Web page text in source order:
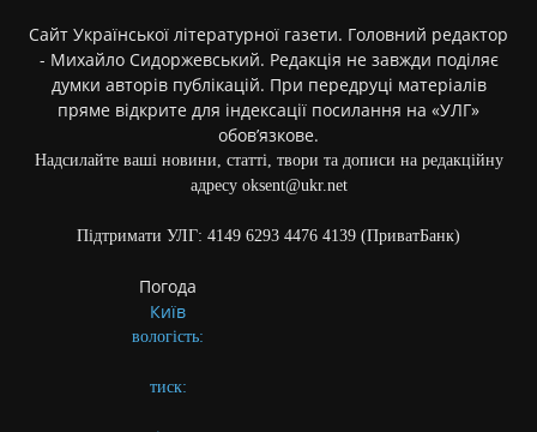
Сайт Української літературної газети. Головний редактор
- Михайло Сидоржевський. Редакція не завжди поділяє
думки авторів публікацій. При передруці матеріалів
пряме відкрите для індексації посилання на «УЛГ»
обов’язкове.
Надсилайте ваші новини, статті, твори та дописи на редакційну
адресу oksent@ukr.net
Підтримати УЛГ: 4149 6293 4476 4139 (ПриватБанк)
Погода
Київ
вологість:
тиск: